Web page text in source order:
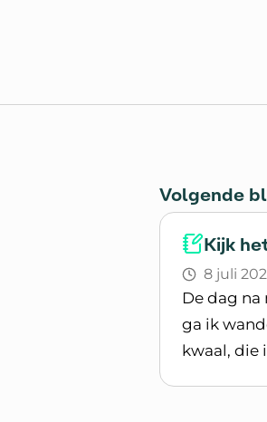
Volgende
Kijk
8 juli
De dag
ga ik
kwaal, die